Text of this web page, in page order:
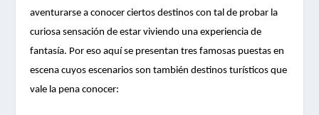
aventurarse a conocer ciertos destinos con tal de probar la
curiosa sensación de estar viviendo una experiencia de
fantasía. Por eso aquí se presentan tres famosas puestas en
escena cuyos escenarios son también destinos turísticos que
vale la pena conocer: